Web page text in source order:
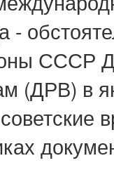
-
СССР
(ДРВ) в